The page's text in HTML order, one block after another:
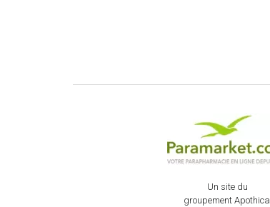
Un site du
groupement Apothical